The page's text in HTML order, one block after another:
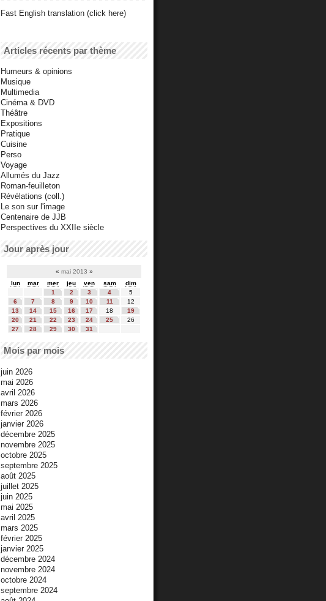
Fast English translation (click here)
Articles récents par thème
Humeurs & opinions
Musique
Multimedia
Cinéma & DVD
Théâtre
Expositions
Pratique
Cuisine
Perso
Voyage
Allumés du Jazz
Roman-feuilleton
Révélations (coll.)
Le son sur l'image
Centenaire de JJB
Perspectives du XXIIe siècle
Jour après jour
« mai 2013 »
lun
mar mer jeu ven sam
dim
1
2 3 4
5
6
7 8 9 10 11
12
13
14 15 16 17 18
19
20
21 22 23 24 25
26
27
28 29 30 31
Mois par mois
juin 2026
mai 2026
avril 2026
mars 2026
février 2026
janvier 2026
décembre 2025
novembre 2025
octobre 2025
septembre 2025
août 2025
juillet 2025
juin 2025
mai 2025
avril 2025
mars 2025
février 2025
janvier 2025
décembre 2024
novembre 2024
octobre 2024
septembre 2024